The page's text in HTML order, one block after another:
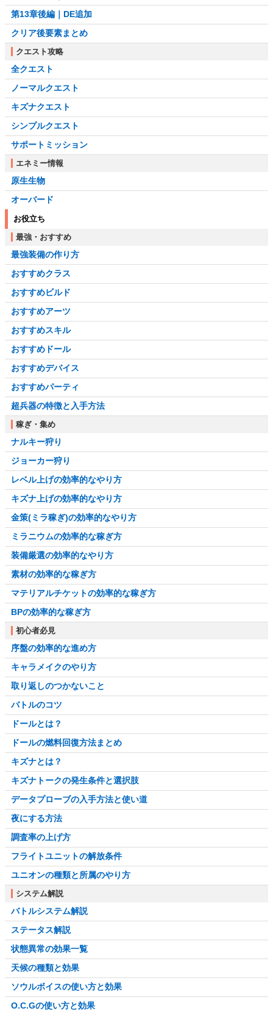
第13章後編｜DE追加
クリア後要素まとめ
クエスト攻略
全クエスト
ノーマルクエスト
キズナクエスト
シンプルクエスト
サポートミッション
エネミー情報
原生生物
オーバード
お役立ち
最強・おすすめ
最強装備の作り方
おすすめクラス
おすすめビルド
おすすめアーツ
おすすめスキル
おすすめドール
おすすめデバイス
おすすめパーティ
超兵器の特徴と入手方法
稼ぎ・集め
ナルキー狩り
ジョーカー狩り
レベル上げの効率的なやり方
キズナ上げの効率的なやり方
金策(ミラ稼ぎ)の効率的なやり方
ミラニウムの効率的な稼ぎ方
装備厳選の効率的なやり方
素材の効率的な稼ぎ方
マテリアルチケットの効率的な稼ぎ方
BPの効率的な稼ぎ方
初心者必見
序盤の効率的な進め方
キャラメイクのやり方
取り返しのつかないこと
バトルのコツ
ドールとは？
ドールの燃料回復方法まとめ
キズナとは？
キズナトークの発生条件と選択肢
データプローブの入手方法と使い道
夜にする方法
調査率の上げ方
フライトユニットの解放条件
ユニオンの種類と所属のやり方
システム解説
バトルシステム解説
ステータス解説
状態異常の効果一覧
天候の種類と効果
ソウルボイスの使い方と効果
O.C.Gの使い方と効果